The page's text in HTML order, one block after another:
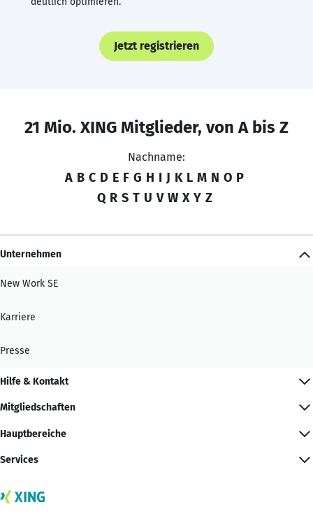
Jetzt registrieren
21 Mio. XING Mitglieder, von A bis Z
Nachname:
A B C D E F G H I J K L M N O P
Q R S T U V W X Y Z
Unternehmen
New Work SE
Karriere
Presse
Hilfe & Kontakt
Mitgliedschaften
Hauptbereiche
Services